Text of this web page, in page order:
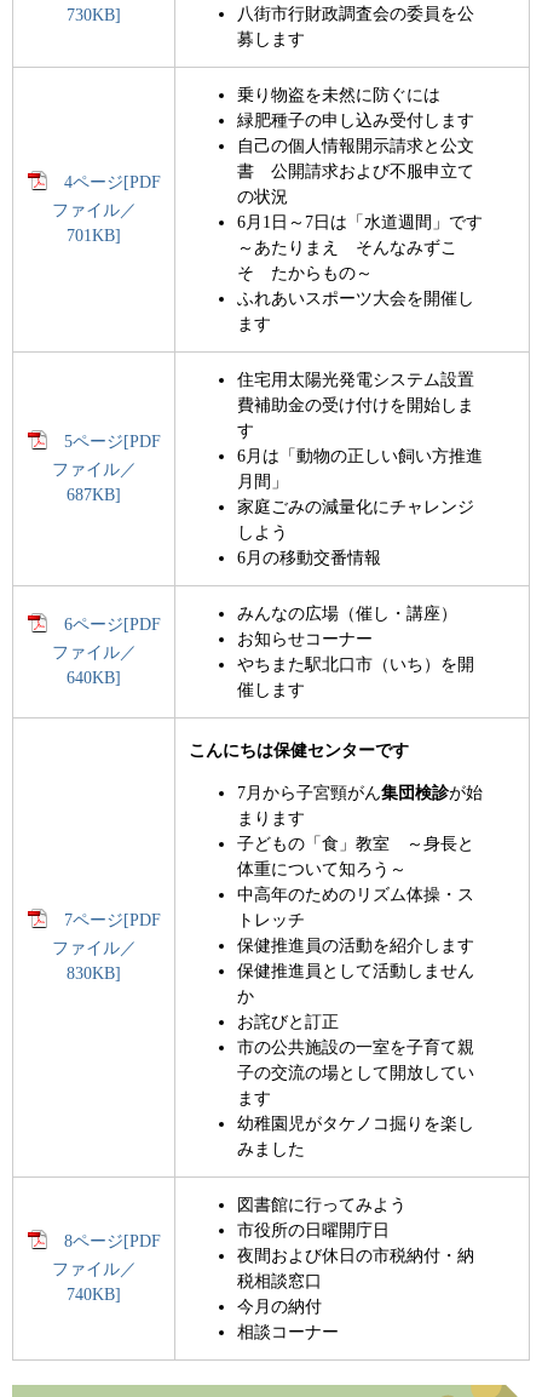
730KB]
八街市行財政調査会の委員を公
募します
4ページ[PDF
ファイル／
701KB]
乗り物盗を未然に防ぐには
緑肥種子の申し込み受付します
自己の個人情報開示請求と公文
書 公開請求および不服申立て
の状況
6月1日～7日は「水道週間」です
～あたりまえ そんなみずこ
そ たからもの～
ふれあいスポーツ大会を開催し
ます
5ページ[PDF
ファイル／
687KB]
住宅用太陽光発電システム設置
費補助金の受け付けを開始しま
す
6月は「動物の正しい飼い方推進
月間」
家庭ごみの減量化にチャレンジ
しよう
6月の移動交番情報
6ページ[PDF
ファイル／
640KB]
みんなの広場（催し・講座）
お知らせコーナー
やちまた駅北口市（いち）を開
催します
7ページ[PDF
ファイル／
830KB]
こんにちは保健センターです
7月から子宮頸がん集団検診が始
まります
子どもの「食」教室 ～身長と
体重について知ろう～
中高年のためのリズム体操・ス
トレッチ
保健推進員の活動を紹介します
保健推進員として活動しません
か
お詫びと訂正
市の公共施設の一室を子育て親
子の交流の場として開放してい
ます
幼稚園児がタケノコ掘りを楽し
みました
8ページ[PDF
ファイル／
740KB]
図書館に行ってみよう
市役所の日曜開庁日
夜間および休日の市税納付・納
税相談窓口
今月の納付
相談コーナー